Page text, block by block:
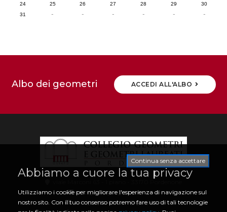
24
25 26 27 28 29
30
31
- - - - - -
Albo dei geometri ACCEDI ALL'ALBO
info@collegio.geometri.pn.it
collegio.pordenone@geopec.it
Continua senza accettare
Abbiamo a cuore la tua privacy
Utilizziamo i cookie per migliorare l'esperienza di navigazione sul
nostro sito. Con il tuo consenso potremo fare uso di tali tecnologie